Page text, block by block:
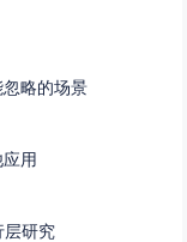
略的场景
用
研究